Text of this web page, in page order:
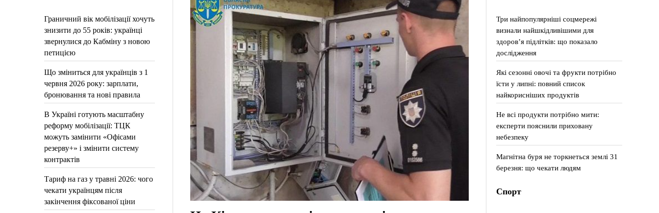
Граничний вік мобілізації хочуть
знизити до 55 років: українці
звернулися до Кабміну з новою
петицією
Що зміниться для українців з 1
червня 2026 року: зарплати,
бронювання та нові правила
В Україні готують масштабну
реформу мобілізації: ТЦК
можуть замінити «Офісами
резерву+» і змінити систему
контрактів
Тариф на газ у травні 2026: чого
чекати українцям після
закінчення фіксованої ціни
Три найпопулярніші соцмережі
визнали найшкідливішими для
здоров’я підлітків: що показало
дослідження
Які сезонні овочі та фрукти потрібно
їсти у липні: повний список
найкорисніших продуктів
Не всі продукти потрібно мити:
експерти пояснили приховану
небезпеку
Магнітна буря не торкнеться землі 31
березня: що чекати людям
Спорт